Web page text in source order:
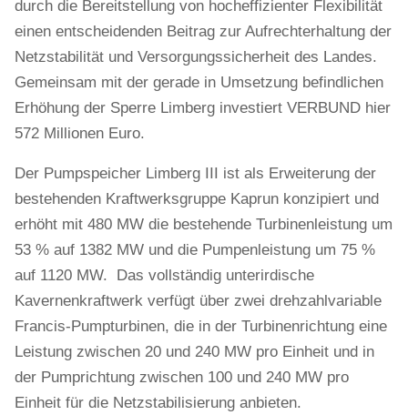
durch die Bereitstellung von hocheffizienter Flexibilität
einen entscheidenden Beitrag zur Aufrechterhaltung der
Netzstabilität und Versorgungssicherheit des Landes.
Gemeinsam mit der gerade in Umsetzung befindlichen
Erhöhung der Sperre Limberg investiert VERBUND hier
572 Millionen Euro.
Der Pumpspeicher Limberg III ist als Erweiterung der
bestehenden Kraftwerksgruppe Kaprun konzipiert und
erhöht mit 480 MW die bestehende Turbinenleistung um
53 % auf 1382 MW und die Pumpenleistung um 75 %
auf 1120 MW. Das vollständig unterirdische
Kavernenkraftwerk verfügt über zwei drehzahlvariable
Francis-Pumpturbinen, die in der Turbinenrichtung eine
Leistung zwischen 20 und 240 MW pro Einheit und in
der Pumprichtung zwischen 100 und 240 MW pro
Einheit für die Netzstabilisierung anbieten.